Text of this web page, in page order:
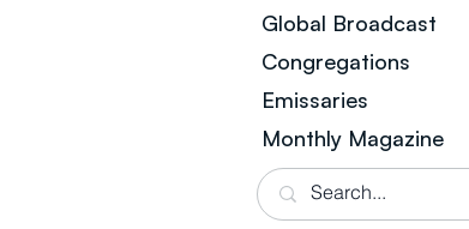
Global Broadcast
Congregations
Emissaries
Monthly Magazine